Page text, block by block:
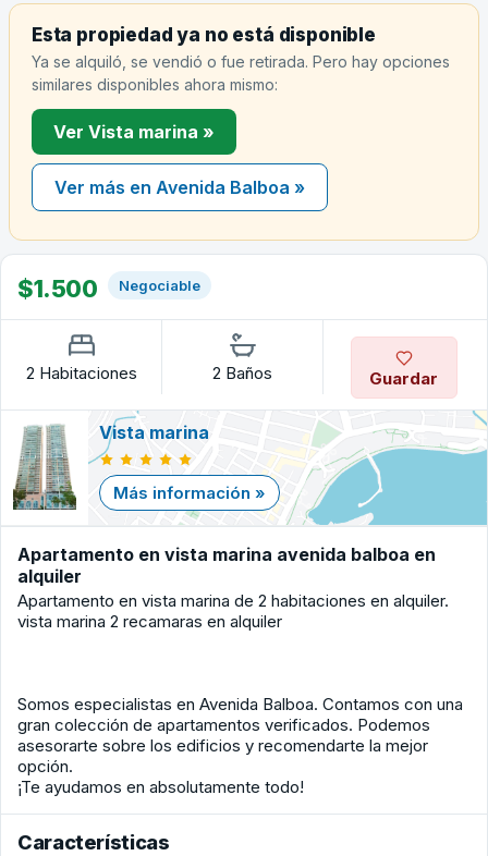
Esta propiedad ya no está disponible
Ya se alquiló, se vendió o fue retirada. Pero hay opciones
similares disponibles ahora mismo:
Ver Vista marina »
Ver más en Avenida Balboa »
$1.500 Negociable
2 Habitaciones 2 Baños Guardar
Vista marina
Más información »
Apartamento en vista marina avenida balboa en
alquiler
Apartamento en vista marina de 2 habitaciones en alquiler.
vista marina 2 recamaras en alquiler
Somos especialistas en Avenida Balboa. Contamos con una
gran colección de apartamentos verificados. Podemos
asesorarte sobre los edificios y recomendarte la mejor
opción.
¡Te ayudamos en absolutamente todo!
Características